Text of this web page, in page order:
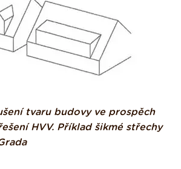
tvaru budovy ve prospěch
HVV. Příklad šikmé střechy